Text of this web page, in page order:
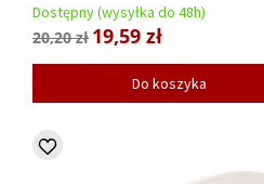
Dostępny (wysyłka do 48h)
20,20 zł 19,59 zł
Do koszyka